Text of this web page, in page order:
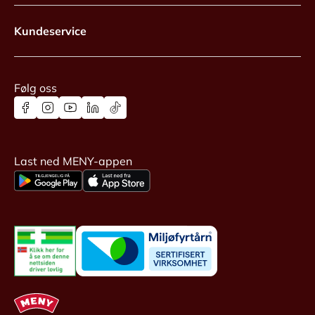
Kundeservice
Følg oss
Last ned MENY-appen